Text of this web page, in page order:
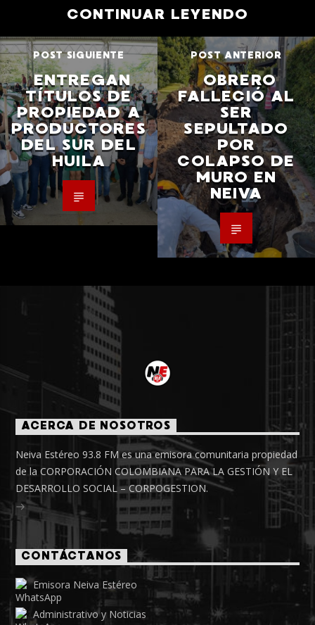
CONTINUAR LEYENDO
POST SIGUIENTE
ENTREGAN
TÍTULOS DE
PROPIEDAD A
PRODUCTORES
DEL SUR DEL
HUILA
POST ANTERIOR
OBRERO
FALLECIÓ AL
SER
SEPULTADO
POR
COLAPSO DE
MURO EN
NEIVA
ACERCA DE NOSOTROS
Neiva Estéreo 93.8 FM es una emisora comunitaria propiedad
de la CORPORACIÓN COLOMBIANA PARA LA GESTIÓN Y EL
DESARROLLO SOCIAL – CORPOGESTION.
CONTÁCTANOS
Emisora Neiva Estéreo
Administrativo y Noticias